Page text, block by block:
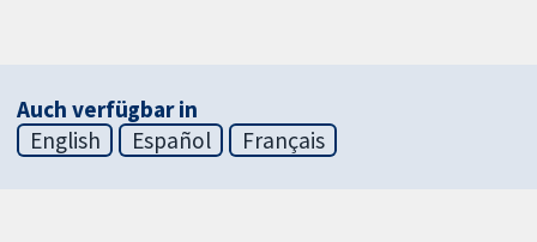
Auch verfügbar in
English
Español Français